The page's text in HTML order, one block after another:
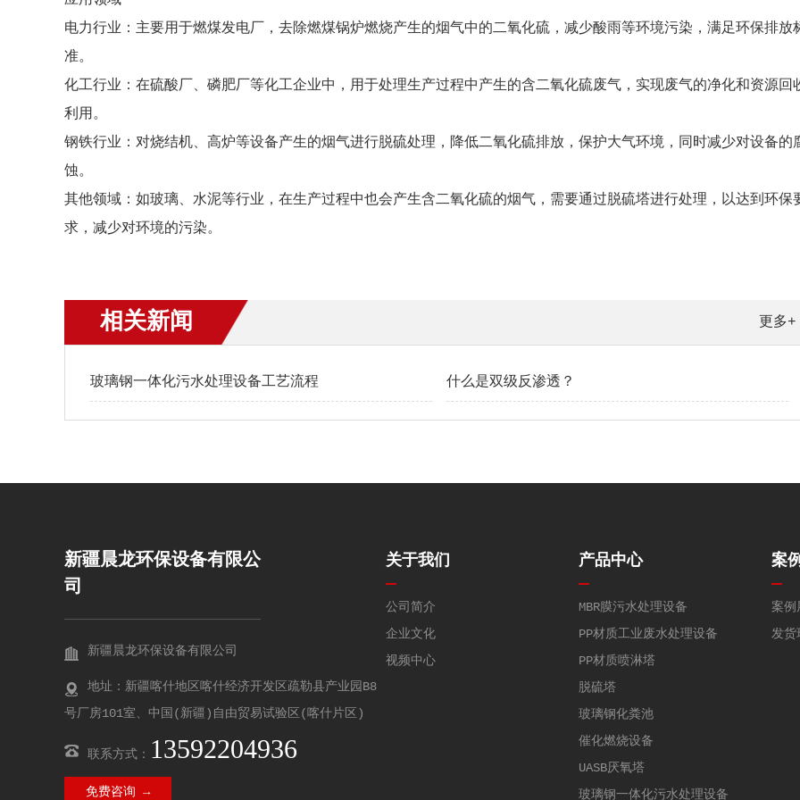
电力行业：主要用于燃煤发电厂，去除燃煤锅炉燃烧产生的烟气中的二氧化硫，减少酸雨等环境污染，满足环保排放
准。
化工行业：在硫酸厂、磷肥厂等化工企业中，用于处理生产过程中产生的含二氧化硫废气，实现废气的净化和资源回
利用。
钢铁行业：对烧结机、高炉等设备产生的烟气进行脱硫处理，降低二氧化硫排放，保护大气环境，同时减少对设备的
蚀。
其他领域：如玻璃、水泥等行业，在生产过程中也会产生含二氧化硫的烟气，需要通过脱硫塔进行处理，以达到环保
求，减少对环境的污染。
更多+
相关新闻
玻璃钢一体化污水处理设备工艺流程 什么是双级反渗透？
新疆晨龙环保设备有限公
司
新疆晨龙环保设备有限公司
地址：新疆喀什地区喀什经济开发区疏勒县产业园B8
号厂房101室、中国(新疆)自由贸易试验区(喀什片区)
联系方式： 13592204936
免费咨询 →
关于我们
公司简介
企业文化
视频中心
产品中心
MBR膜污水处理设备
PP材质工业废水处理设备
PP材质喷淋塔
脱硫塔
玻璃钢化粪池
催化燃烧设备
UASB厌氧塔
玻璃钢一体化污水处理设备
案
案例
发货